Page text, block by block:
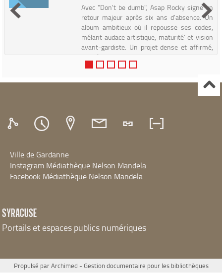
Avec "Don't be dumb", Asap Rocky signe un
retour majeur après six ans d'absence. Un
album ambitieux où il repousse ses codes,
mélant audace artistique, maturité‘ et vision
avant-gardiste. Un projet dense et affirmé,
pensé comme un...
Ville de Gardanne
Instagram Médiathèque Nelson Mandela
Facebook Médiathèque Nelson Mandela
SYRACUSE
Portails et espaces publics numériques
Propulsé parArchimed - Gestion documentaire pour les bibliothèques